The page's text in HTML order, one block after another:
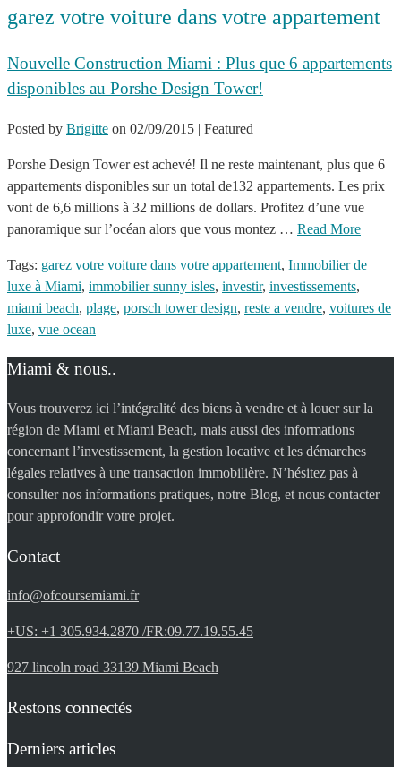
garez votre voiture dans votre appartement
Nouvelle Construction Miami : Plus que 6 appartements
disponibles au Porshe Design Tower!
Posted by Brigitte on 02/09/2015 | Featured
Porshe Design Tower est achevé! Il ne reste maintenant, plus que 6
appartements disponibles sur un total de132 appartements. Les prix
vont de 6,6 millions à 32 millions de dollars. Profitez d’une vue
panoramique sur l’océan alors que vous montez … Read More
Tags: garez votre voiture dans votre appartement, Immobilier de
luxe à Miami, immobilier sunny isles, investir, investissements,
miami beach, plage, porsch tower design, reste a vendre, voitures de
luxe, vue ocean
Miami & nous..
Vous trouverez ici l’intégralité des biens à vendre et à louer sur la
région de Miami et Miami Beach, mais aussi des informations
concernant l’investissement, la gestion locative et les démarches
légales relatives à une transaction immobilière. N’hésitez pas à
consulter nos informations pratiques, notre Blog, et nous contacter
pour approfondir votre projet.
Contact
info@ofcoursemiami.fr
+US: +1 305.934.2870 /FR:09.77.19.55.45
927 lincoln road 33139 Miami Beach
Restons connectés
Derniers articles